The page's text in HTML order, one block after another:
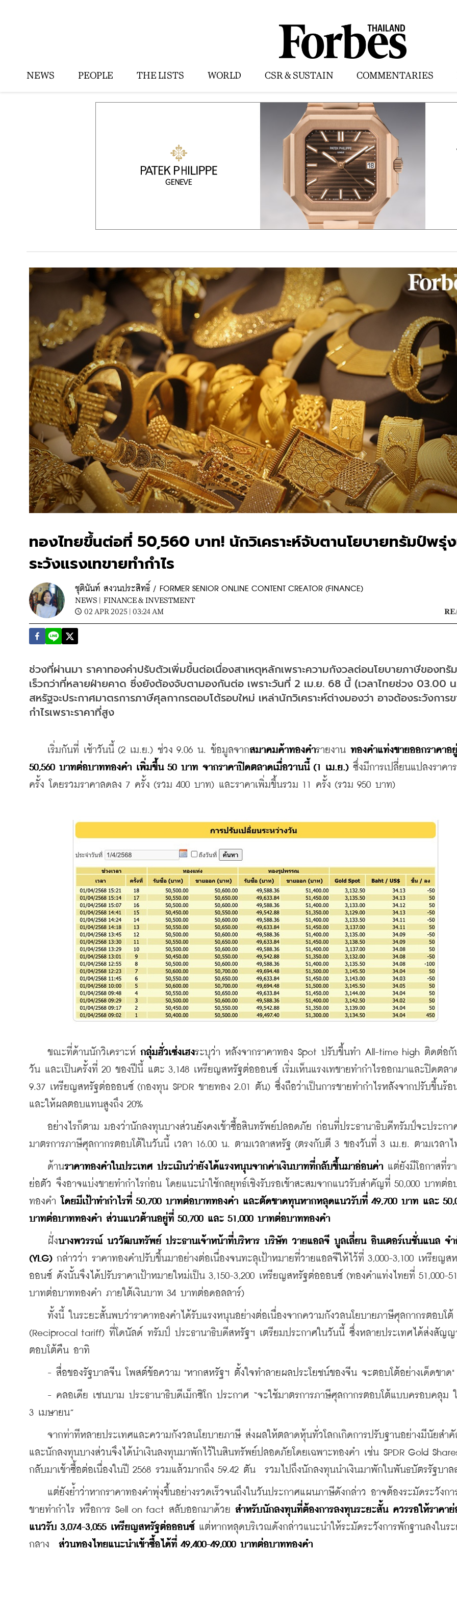
NEWS PEOPLE THE LISTS WORLD CSR & SUSTAIN COMMENTARIES
ทองไทยขึ้นต่อที่ 50,560 บาท! นักวิเคราะห์จับตานโยบายทรัมป์พรุ่
ระวังแรงเทขายทำกำไร
ชุตินันท์ สงวนประสิทธิ์ / FORMER SENIOR ONLINE CONTENT CREATOR (FINANCE)
NEWS | FINANCE & INVESTMENT
02 APR 2025 | 03:24 AM
ช่วงที่ผ่านมา ราคาทองคำปรับตัวเพิ่มขึ้นต่อเนื่องสาเหตุหลักเพราะความกังวลต่อนโยบายภาษีของทรั
เร็วกว่าที่หลายฝ่ายคาด ซึ่งยังต้องจับตามองกันต่อ เพราะวันที่ 2 เม.ย. 68 นี้ (เวลาไทยช่วง 03.00
สหรัฐจะประกาศมาตรการภาษีศุลกากรตอบโต้รอบใหม่ เหล่านักวิเคราะห์ต่างมองว่า อาจต้องระวังการ
กำไรเพราะราคาที่สูง
เริ่มกันที่ เช้าวันนี้ (2 เม.ย.) ช่วง 9.06 น. ข้อมูลจากสมาคมค้าทองคำรายงาน ทองคำแท่งขายออกราคาอ
50,560 บาทต่อบาททองคำ เพิ่มขึ้น 50 บาท จากราคาปิดตลาดเมื่อวานนี้ (1 เม.ย.) ซึ่งมีการเปลี่ยนแปลงราคา
ครั้ง โดยรวมราคาลดลง 7 ครั้ง (รวม 400 บาท) และราคาเพิ่มขึ้นรวม 11 ครั้ง (รวม 950 บาท)
ขณะที่ด้านนักวิเคราะห์ กลุ่มฮั่วเซ่งเฮงระบุว่า หลังจากราคาทอง Spot ปรับขึ้นทำ All-time high ติดต่อกั
วัน และเป็นครั้งที่ 20 ของปีนี้ แตะ 3,148 เหรียญสหรัฐต่อออนซ์ เริ่มเห็นแรงเทขายทำกำไรออกมาและปิดตลา
9.37 เหรียญสหรัฐต่อออนซ์ (กองทุน SPDR ขายทอง 2.01 ตัน) ซึ่งถือว่าเป็นการขายทำกำไรหลังจากปรับขึ้นร้อ
และให้ผลตอบแทนสูงถึง 20%
อย่างไรก็ตาม มองว่านักลงทุนบางส่วนยังคงเข้าซื้อสินทรัพย์ปลอดภัย ก่อนที่ประธานาธิบดีทรัมป์จะประกา
มาตรการภาษีศุลกากรตอบโต้ในวันนี้ เวลา 16.00 น. ตามเวลาสหรัฐ (ตรงกับตี 3 ของวันที่ 3 เม.ย. ตามเวลาไ
ด้านราคาทองคำในประเทศ ประเมินว่ายังได้แรงหนุนจากค่าเงินบาทที่กลับขึ้นมาอ่อนค่า แต่ยังมีโอกาสที่ร
ย่อตัว จึงอาจแบ่งขายทำกำไรก่อน โดยแนะนำใช้กลยุทธ์เชิงรับรอเข้าสะสมจากแนวรับสำคัญที่ 50,000 บาทต่อ
ทองคำ
โดยมีเป้าทำกำไรที่ 50,700 บาทต่อบาททองคำ และตัดขาดทุนหากหลุดแนวรับที่ 49,700 บาท และ
บาทต่อบาททองคำ ส่วนแนวต้านอยู่ที่ 50,700 และ 51,000 บาทต่อบาททองคำ
ฝั่งนางพวรรณ์ นววัฒนทรัพย์ ประธานเจ้าหน้าที่บริหาร บริษัท วายแอลจี บูลเลี่ยน อินเตอร์เนชั่นแนล จ
(YLG) กล่าวว่า ราคาทองคำปรับขึ้นมาอย่างต่อเนื่องจนทะลุเป้าหมายที่วายแอลจีให้ไว้ที่ 3,000-3,100 เหรียญส
ออนซ์ ดังนั้นจึงได้ปรับราคาเป้าหมายใหม่เป็น 3,150-3,200 เหรียญสหรัฐต่อออนซ์ (ทองคำแท่งไทยที่ 51,000-
บาทต่อบาททองคำ ภายใต้เงินบาท 34 บาทต่อดอลลาร์)
ทั้งนี้ ในระยะสั้นพบว่าราคาทองคำได้รับแรงหนุนอย่างต่อเนื่องจากความกังวลนโยบายภาษีศุลกากรตอบโต้
(Reciprocal tariff) ที่โดนัลด์ ทรัมป์ ประธานาธิบดีสหรัฐฯ เตรียมประกาศในวันนี้ ซึ่งหลายประเทศได้ส่งสัญ
ตอบโต้คืน อาทิ
- สื่อของรัฐบาลจีน โพสต์ข้อความ "หากสหรัฐฯ ตั้งใจทำลายผลประโยชน์ของจีน จะตอบโต้อย่างเด็ดขาด"
- คลอเดีย เชนบาม ประธานาธิบดีเม็กซิโก ประกาศ “จะใช้มาตรการภาษีศุลกากรตอบโต้แบบครอบคลุม
3 เมษายน”
จากท่าทีหลายประเทศและความกังวลนโยบายภาษี ส่งผลให้ตลาดหุ้นทั่วโลกเกิดการปรับฐานอย่างมีนัยสำ
และนักลงทุนบางส่วนจึงได้นำเงินลงทุนมาพักไว้ในสินทรัพย์ปลอดภัยโดยเฉพาะทองคำ เช่น SPDR Gold
กลับมาเข้าซื้อต่อเนื่องในปี 2568 รวมแล้วมากถึง 59.42 ตัน  รวมไปถึงนักลงทุนนำเงินมาพักในพันธบัตรรัฐบาล
แต่ยังย้ำว่าหากราคาทองคำพุ่งขึ้นอย่างรวดเร็วจนถึงในวันประกาศแผนภาษีดังกล่าว อาจต้องระมัดระวังกา
ขายทำกำไร หรือการ Sell on fact สลับออกมาด้วย สำหรับนักลงทุนที่ต้องการลงทุนระยะสั้น ควรรอให้ราคาย่
แนวรับ 3,074-3,055 เหรียญสหรัฐต่อออนซ์ แต่หากหลุดบริเวณดังกล่าวแนะนำให้ระมัดระวังการพักฐานลงในระ
กลาง
  ส่วนทองไทยแนะนำเข้าซื้อได้ที่ 49,400-49,000 บาทต่อบาททองคำ